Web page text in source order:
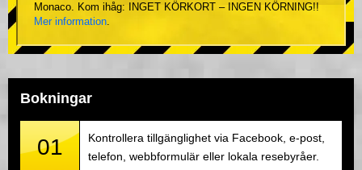
Monaco. Kom ihåg: INGET KÖRKORT – INGEN KÖRNING!!
Mer information.
Bokningar
01
Kontrollera tillgänglighet via Facebook, e-post,
telefon, webbformulär eller lokala resebyråer.